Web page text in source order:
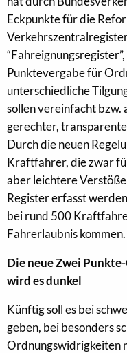
Eckpunkte für die
Punktevergabe für
unterschiedliche
sollen vereinfacht bzw.
gerechter,
Durch die neuen
Kraftfahrer, die zwar
aber leichtere
Register erfasst
bei rund 500
Fahrerlaubnis kommen.
Die neue Zwei
wird es dunkel
Künftig soll es bei
geben, bei besonders
Ordnungswidrigkeiten